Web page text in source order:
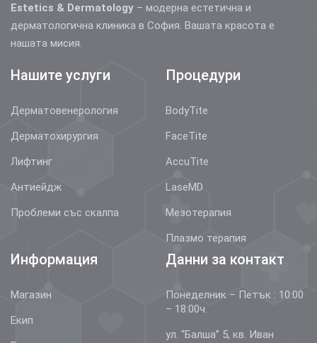
Estetics & Dermatology – модерна естетична и
дерматологична клиника в София. Вашата красота е
нашата мисия.
Нашите услуги
Дерматовенерология
Дерматохирургия
Лифтинг
Антиейдж
Проблеми със скалпа
Процедури
BodyTite
FaceTite
AccuTite
LaseMD
Мезотерапия
Плазмо терапия
Информация
Магазин
Екип
Данни за контакт
Понеделник – Петък : 10:00
– 18:00ч.
ул. “Балша” 5, кв. Иван